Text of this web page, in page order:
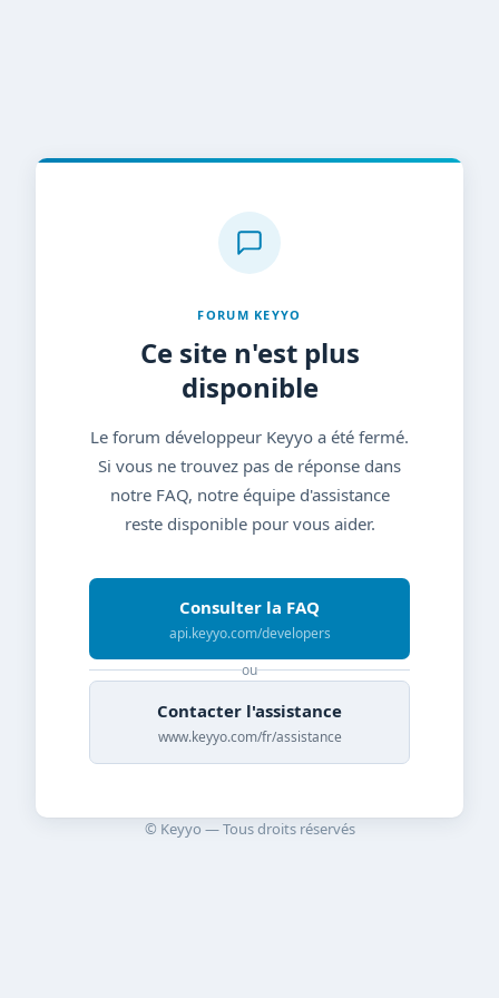
FORUM KEYYO
Ce site n'est plus
disponible
Le forum développeur Keyyo a été fermé.
Si vous ne trouvez pas de réponse dans
notre FAQ, notre équipe d'assistance
reste disponible pour vous aider.
Consulter la FAQ
api.keyyo.com/developers
ou
Contacter l'assistance
www.keyyo.com/fr/assistance
© Keyyo — Tous droits réservés